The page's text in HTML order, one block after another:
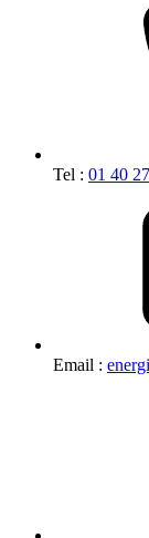
Tel : 01 40
Email :